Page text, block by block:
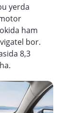
yerda
ham
bor.
8,3